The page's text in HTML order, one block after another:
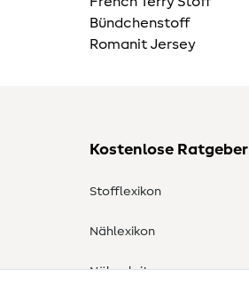
Bündchenstoff
Romanit Jersey
Kostenlose Ratgeber
Stofflexikon
Nählexikon
Nähanleitungen